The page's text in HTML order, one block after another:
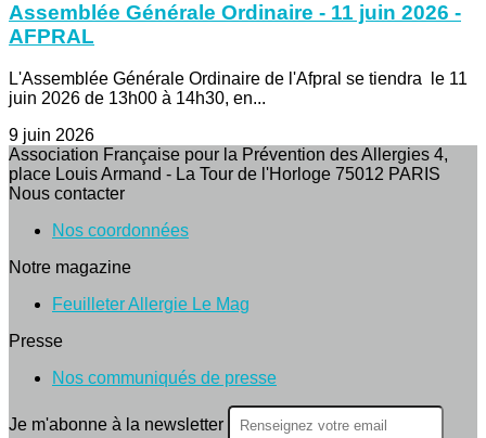
Assemblée Générale Ordinaire - 11 juin 2026 -
AFPRAL
L'Assemblée Générale Ordinaire de l'Afpral se tiendra le 11
juin 2026 de 13h00 à 14h30, en...
9 juin 2026
Association Française pour la Prévention des Allergies 4,
place Louis Armand - La Tour de l'Horloge 75012 PARIS
Nous contacter
Nos coordonnées
Notre magazine
Feuilleter Allergie Le Mag
Presse
Nos communiqués de presse
Je m'abonne à la newsletter